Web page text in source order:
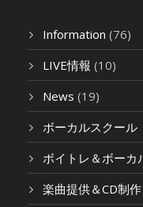
Information (76)
LIVE情報 (10)
News (19)
ボーカルスクール
ボイトレ＆ボーカ
楽曲提供＆CD制